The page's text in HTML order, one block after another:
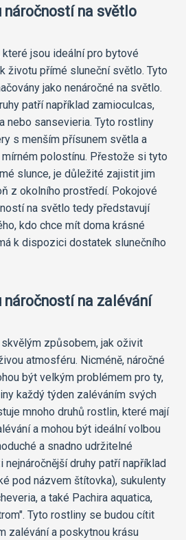
náročností na světlo
které jsou ideální pro bytové
životu přímé sluneční světlo. Tyto
jako nenáročné na světlo.
patří například zamioculcas,
nebo sansevieria. Tyto rostliny
s menším přísunem světla a
polostínu. Přestože si tyto
slunce, je důležité zajistit jim
z okolního prostředí. Pokojové
na světlo tedy představují
kdo chce mít doma krásné
k dispozici dostatek slunečního
náročností na zalévání
způsobem, jak oživit
atmosféru. Nicméně, náročné
být velkým problémem pro ty,
každý týden zaléváním svých
mnoho druhů rostlin, které mají
a mohou být ideální volbou
a snadno udržitelné
druhy patří například
pod názvem štítovka), sukulenty
a také Pachira aquatica,
Tyto rostliny se budou cítit
zalévání a poskytnou krásu